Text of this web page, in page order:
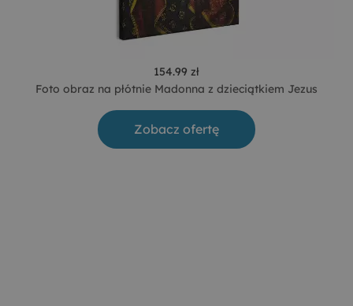
154.99 zł
Foto obraz na płótnie Madonna z dzieciątkiem Jezus
Zobacz ofertę